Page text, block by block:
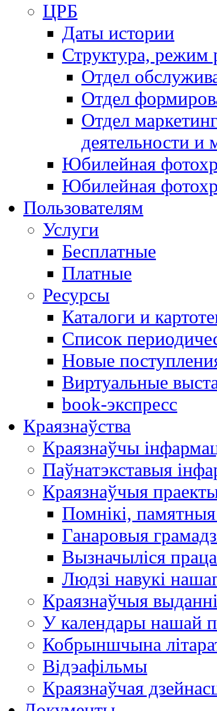
ЦРБ
Даты истории
Структура, режим
Отдел
Отдел
Отдел
деятельности и
Юбилейная
Юбилейная
Пользователям
Услуги
Бесплатные
Платные
Ресурсы
Каталоги и
Список
Новые
Виртуальные
book-экспресс
Краязнаўства
Краязнаўчы
Паўнатэкставыя
Краязнаўчыя
Помнікі,
Ганаровыя
Вызначыліся
Людзі навукі
Краязнаўчыя
У календары нашай
Кобрыншчына
Відэафільмы
Краязнаўчая